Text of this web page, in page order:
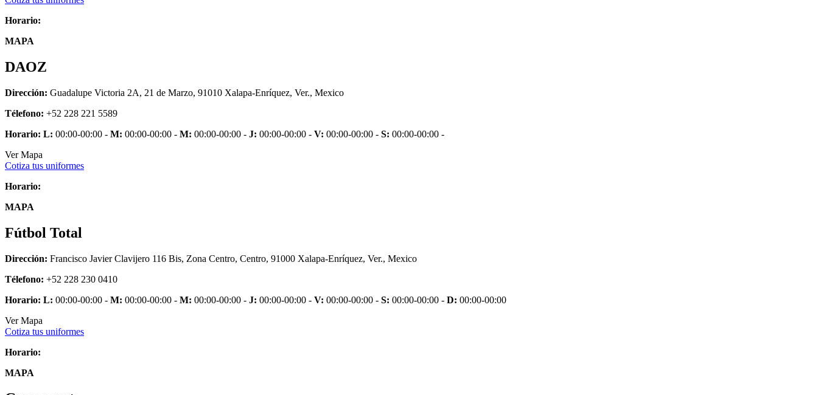
Horario:
MAPA
DAOZ
Dirección: Guadalupe Victoria 2A, 21 de Marzo, 91010 Xalapa-Enríquez, Ver., Mexico
Télefono: +52 228 221 5589
Horario: L: 00:00-00:00 - M: 00:00-00:00 - M: 00:00-00:00 - J: 00:00-00:00 - V: 00:00-00:00 - S: 00:00-00:00 -
Ver Mapa
Cotiza tus uniformes
Horario:
MAPA
Fútbol Total
Dirección: Francisco Javier Clavijero 116 Bis, Zona Centro, Centro, 91000 Xalapa-Enríquez, Ver., Mexico
Télefono: +52 228 230 0410
Horario: L: 00:00-00:00 - M: 00:00-00:00 - M: 00:00-00:00 - J: 00:00-00:00 - V: 00:00-00:00 - S: 00:00-00:00 - D: 00:00-00:00
Ver Mapa
Cotiza tus uniformes
Horario:
MAPA